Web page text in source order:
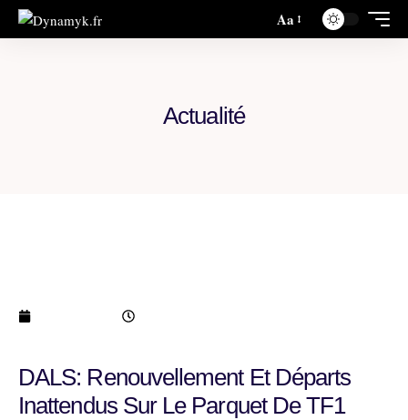
Aa
Actualité
DALS: Renouvellement Et Départs
Inattendus Sur Le Parquet De TF1